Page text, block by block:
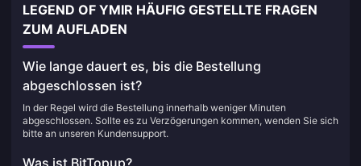
LEGEND OF YMIR HÄUFIG GESTELLTE FRAGEN
ZUM AUFLADEN
Wie lange dauert es, bis die Bestellung
abgeschlossen ist?
In der Regel wird die Bestellung innerhalb weniger Minuten
abgeschlossen. Sollte es zu Verzögerungen kommen, wenden Sie sich
bitte an unseren Kundensupport.
Was ist BitTopup?